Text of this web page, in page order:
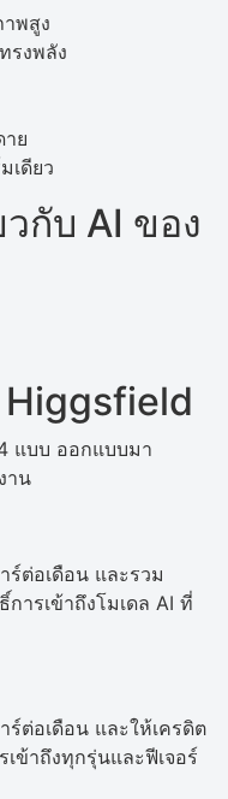
พสูง
รงพลัง
ย
เดียว
กับ AI ของ
แบบ ออกแบบมา
าน
ต่อเดือน และรวม
ารเข้าถึงโมเดล AI ที่
ร์ต่อเดือน และให้เครดิต
ข้าถึงทุกรุ่นและฟีเจอร์